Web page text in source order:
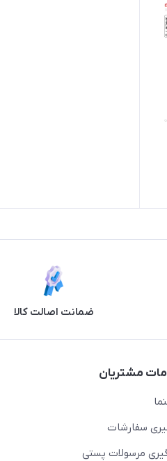
ضمانت اصالت کالا
مشتریان
سفارشات
مرسولات پستی